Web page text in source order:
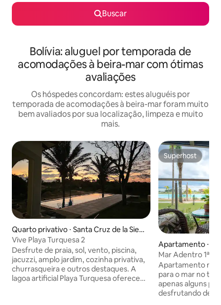
Buscar
Bolívia: aluguel por temporada de
acomodações à beira-mar com ótimas
avaliações
Os hóspedes concordam: estes aluguéis por
temporada de acomodações à beira-mar foram muito
bem avaliados por sua localização, limpeza e muito
mais.
Quarto privativo ⋅ Santa Cruz de la Sierr
a
Vive Playa Turquesa 2
Desfrute de praia, sol, vento, piscina,
jacuzzi, amplo jardim, cozinha privativa,
churrasqueira e outros destaques. A
lagoa artificial Playa Turquesa oferece
Superhost
Superhost
Apartamento ⋅
e la Sierra
Mar Adentro 1ª
Apartamento na
para o mar no
apenas alguns
desfrutando de